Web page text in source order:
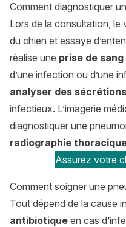
Comment diagnostiquer
Lors de la consultation, le
du chien et essaye
réalise une prise de sang
d’une infection ou d’une
analyser des sécrétions
infectieux. L’imagerie
diagnostiquer une
radiographie
Assurez votre
Comment soigner une
Tout dépend de la cause
antibiotique en cas